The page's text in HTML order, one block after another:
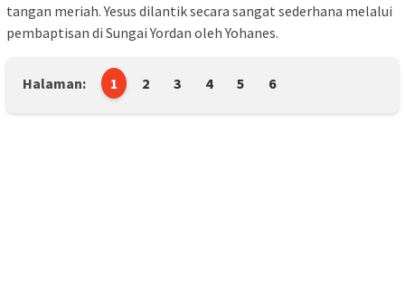
tangan meriah. Yesus dilantik secara sangat sederhana melalui
pembaptisan di Sungai Yordan oleh Yohanes.
Halaman: 1 2 3 4 5 6